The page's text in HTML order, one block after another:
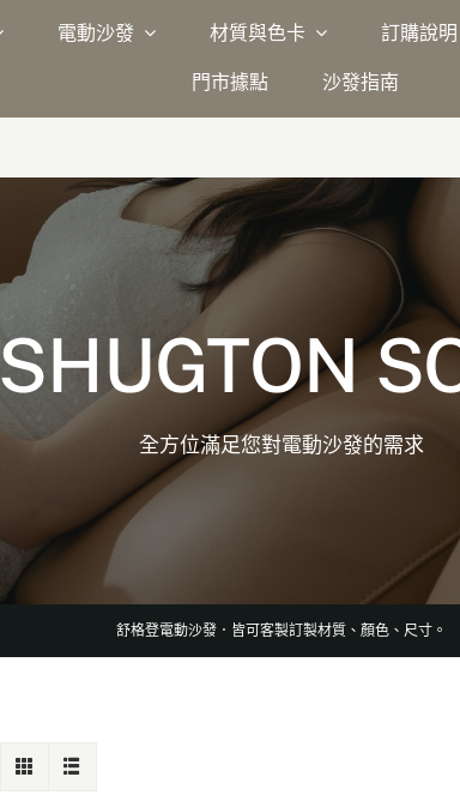
電動沙發 材質與色卡 訂購說明
門市據點 沙發指南
SHUGTON
全方位滿足您對電動沙發的需求
舒格登電動沙發．皆可客製訂製材質、顏色、尺寸。